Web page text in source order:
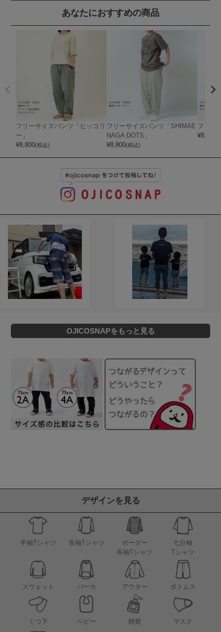
あなたにおすすめの商品
フリーサイズパンツ「ヒッコリ
ー」
¥8,800(税込)
フリーサイズパンツ「SHIMAE
NAGA DOTS」
¥8,800(税込)
フリー
¥8,800
OJICOSNAPをもっと見る
デザインを見る
半袖Tシャツ 長袖Tシャツ
ボーダー
長袖Tシャツ
七分袖
Tシャツ
スウェット パーカ アウター ボトムス
くつ下 ベビー 雑貨 マスク